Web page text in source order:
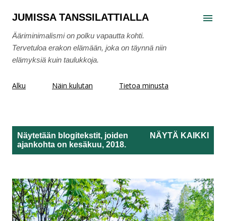
Siirry pääsisältöön
JUMISSA TANSSILATTIALLA
Ääriminimalismi on polku vapautta kohti.
Tervetuloa erakon elämään, joka on täynnä niin
elämyksiä kuin taulukkoja.
Alku Näin kulutan Tietoa minusta
Näytetään blogitekstit, joiden
ajankohta on kesäkuu, 2018.
NÄYTÄ KAIKKI